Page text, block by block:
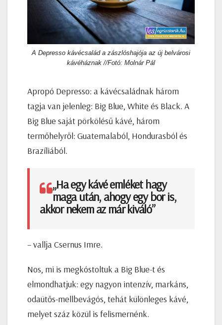
A Depresso kávécsalád a zászlóshajója az új belvárosi
kávéháznak //Fotó: Molnár Pál
Apropó Depresso: a kávécsaládnak három
tagja van jelenleg: Big Blue, White és Black. A
Big Blue saját pörkölésű kávé, három
termőhelyről: Guatemalaból, Hondurasból és
Brazíliából.
„Ha egy kávé emléket hagy
maga után, ahogy egy bor is,
akkor nekem az már kiváló”
– vallja Csernus Imre.
Nos, mi is megkóstoltuk a Big Blue-t és
elmondhatjuk: egy nagyon intenzív, markáns,
odaütős-mellbevágós, tehát különleges kávé,
melyet száz közül is felismernénk.